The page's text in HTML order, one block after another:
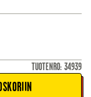
TUOTENRO: 34939